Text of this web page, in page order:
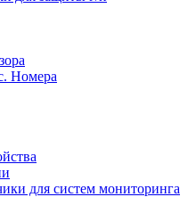
Номера
для систем мониторинга